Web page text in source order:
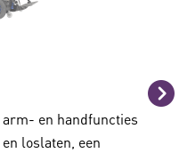
en handfuncties
loslaten, een